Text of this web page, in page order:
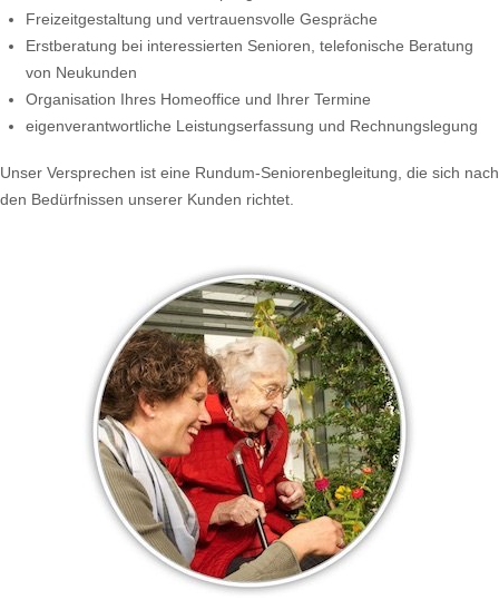
Freizeitgestaltung und vertrauensvolle Gespräche
Erstberatung bei interessierten Senioren, telefonische Beratung
von Neukunden
Organisation Ihres Homeoffice und Ihrer Termine
eigenverantwortliche Leistungserfassung und Rechnungslegung
Unser Versprechen ist eine Rundum-Seniorenbegleitung, die sich nach
den Bedürfnissen unserer Kunden richtet.